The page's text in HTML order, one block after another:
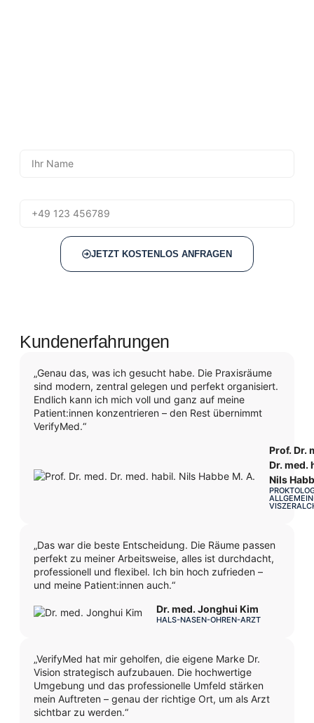
JETZT KOSTENLOS ANFRAGEN
Kundenerfahrungen
„Genau das, was ich gesucht habe. Die Praxisräume
sind modern, zentral gelegen und perfekt organisiert.
Endlich kann ich mich voll und ganz auf meine
Patient:innen konzentrieren – den Rest übernimmt
VerifyMed.“
Prof. Dr.
Dr. med.
Nils
„Das war die beste Entscheidung. Die Räume passen
perfekt zu meiner Arbeitsweise, alles ist durchdacht,
professionell und flexibel. Ich bin hoch zufrieden –
und meine Patient:innen auch.“
Dr. med. Jonghui Kim
HALS-NASEN-OHREN-ARZT
„VerifyMed hat mir geholfen, die eigene Marke Dr.
Vision strategisch aufzubauen. Die hochwertige
Umgebung und das professionelle Umfeld stärken
mein Auftreten – genau der richtige Ort, um als Arzt
sichtbar zu werden.“